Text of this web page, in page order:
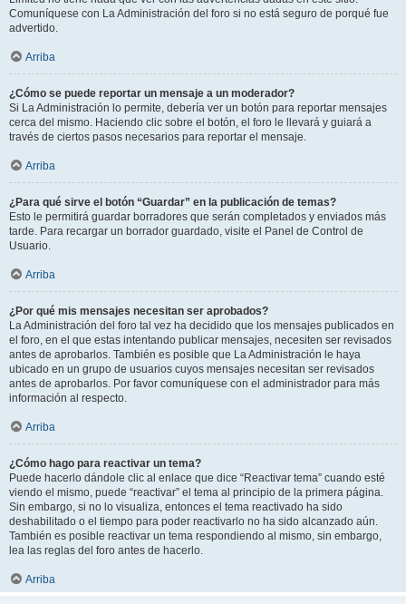
Comuníquese con La Administración del foro si no está seguro de porqué fue
advertido.
Arriba
¿Cómo se puede reportar un mensaje a un moderador?
Si La Administración lo permite, debería ver un botón para reportar mensajes
cerca del mismo. Haciendo clic sobre el botón, el foro le llevará y guiará a
través de ciertos pasos necesarios para reportar el mensaje.
Arriba
¿Para qué sirve el botón “Guardar” en la publicación de temas?
Esto le permitirá guardar borradores que serán completados y enviados más
tarde. Para recargar un borrador guardado, visite el Panel de Control de
Usuario.
Arriba
¿Por qué mis mensajes necesitan ser aprobados?
La Administración del foro tal vez ha decidido que los mensajes publicados en
el foro, en el que estas intentando publicar mensajes, necesiten ser revisados
antes de aprobarlos. También es posible que La Administración le haya
ubicado en un grupo de usuarios cuyos mensajes necesitan ser revisados
antes de aprobarlos. Por favor comuníquese con el administrador para más
información al respecto.
Arriba
¿Cómo hago para reactivar un tema?
Puede hacerlo dándole clic al enlace que dice “Reactivar tema” cuando esté
viendo el mismo, puede “reactivar” el tema al principio de la primera página.
Sin embargo, si no lo visualiza, entonces el tema reactivado ha sido
deshabilitado o el tiempo para poder reactivarlo no ha sido alcanzado aún.
También es posible reactivar un tema respondiendo al mismo, sin embargo,
lea las reglas del foro antes de hacerlo.
Arriba